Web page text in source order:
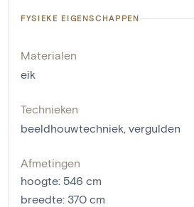
FYSIEKE EIGENSCHAPPEN
Materialen
eik
Technieken
beeldhouwtechniek, vergulden
Afmetingen
hoogte: 546 cm
breedte: 370 cm